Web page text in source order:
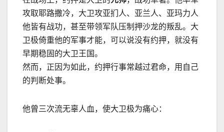
攻取耶路撒冷，大卫攻亚扪人、亚兰人、亚玛力人
他皆有战功，甚至带领军队压制押沙龙的叛乱。大
卫极倚重他的军事才能，可以说没有约押，就没有
早期稳固的大卫王国。
然而，正因为如此，约押行事常越过君命，用自己
的判断处事。
他曾三次流无辜人血，使大卫极为痛心：